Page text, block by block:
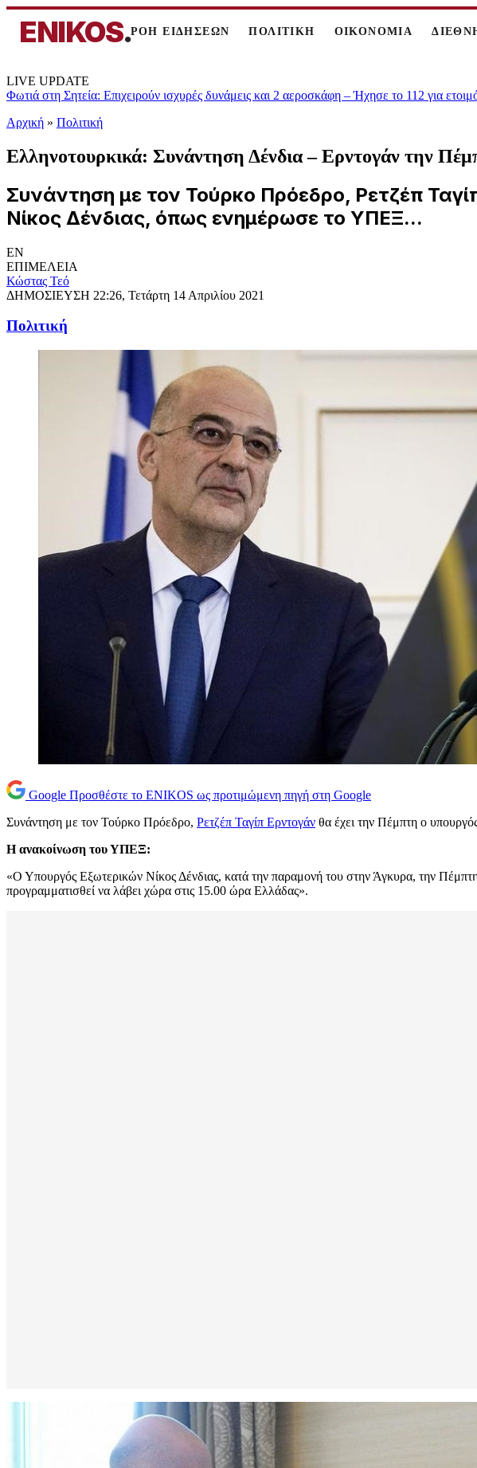
ENIKOS.ΡΟΗ ΕΙΔΗΣΕΩΝ ΠΟΛΙΤΙΚΗ ΟΙΚΟΝΟΜΙΑ
LIVE UPDATE
Φωτιά στη Σητεία: Επιχειρούν ισχυρές δυνάμεις και 2 αεροσκάφη – Ήχησε το 112 για
Αρχική » Πολιτική
Ελληνοτουρκικά: Συνάντηση Δένδια – Ερντογάν την
Συνάντηση με τον Τούρκο Πρόεδρο, Ρετζέπ
Νίκος Δένδιας, όπως ενημέρωσε το ΥΠΕΞ...
EN
ΕΠΙΜΕΛΕΙΑ
Κώστας Τεό
ΔΗΜΟΣΙΕΥΣΗ 22:26, Τετάρτη 14 Απριλίου 2021
Πολιτική
Google Προσθέστε το ENIKOS ως προτιμώμενη πηγή στη Google
Συνάντηση με τον Τούρκο Πρόεδρο, Ρετζέπ Ταγίπ Ερντογάν θα έχει την Πέμπτη ο
Η ανακοίνωση του ΥΠΕΞ:
«Ο Υπουργός Εξωτερικών Νίκος Δένδιας, κατά την παραμονή του στην Άγκυρα, την
προγραμματισθεί να λάβει χώρα στις 15.00 ώρα Ελλάδας».